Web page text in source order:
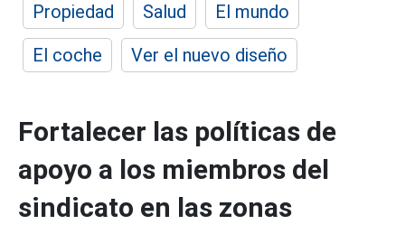
Propiedad
Salud
El mundo
El coche
Ver el nuevo diseño
Fortalecer las políticas de
apoyo a los miembros del
sindicato en las zonas